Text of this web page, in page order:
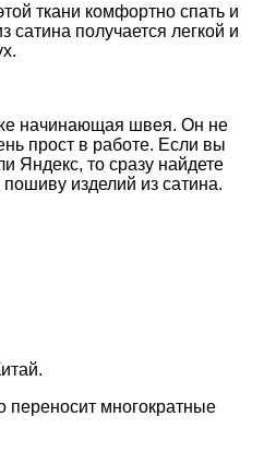
ткани комфортно спать и
сатина получается легкой и
начинающая швея. Он не
прост в работе. Если вы
Яндекс, то сразу найдете
изделий из сатина.
переносит многократные